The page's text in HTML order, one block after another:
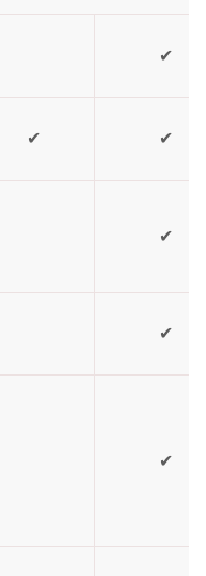
✔
✔ ✔
✔
✔
✔